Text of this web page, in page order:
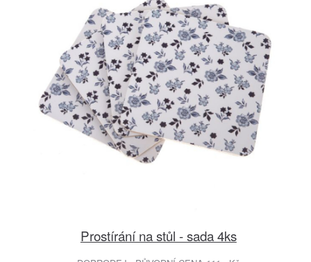
Prostírání na stůl - sada 4ks